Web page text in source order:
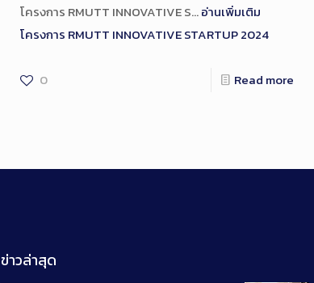
โครงการ RMUTT INNOVATIVE S…อ่านเพิ่มเติม
โครงการ RMUTT INNOVATIVE STARTUP 2024
0 Read more
ข่าวล่าสุด